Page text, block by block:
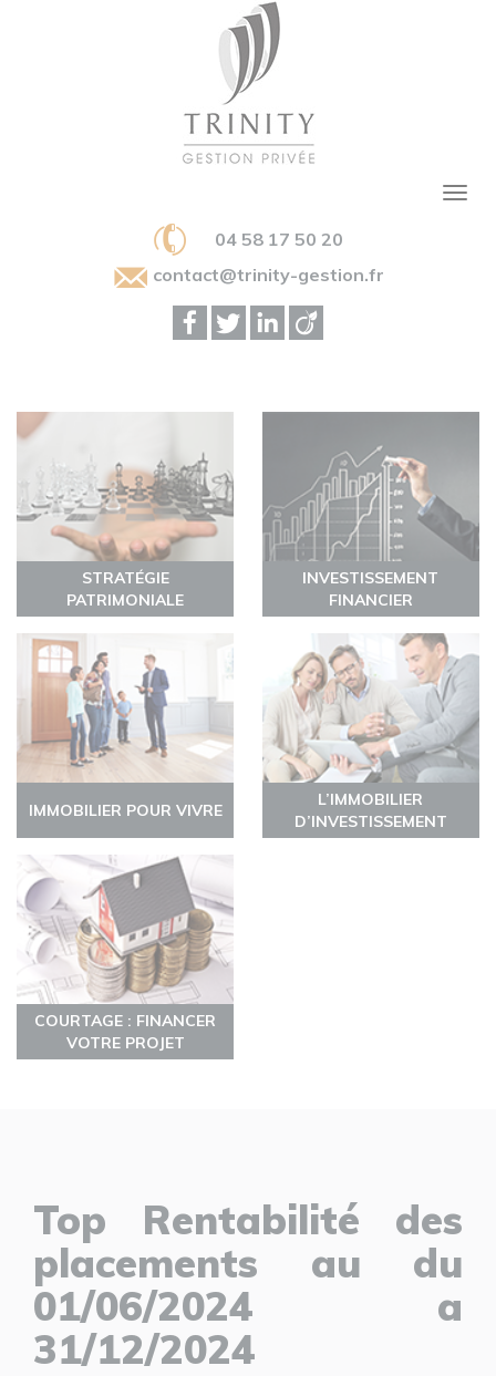
04 58 17 50 20
contact@trinity-gestion.fr
STRATÉGIE
PATRIMONIALE
INVESTISSEMENT
FINANCIER
IMMOBILIER POUR VIVRE
L’IMMOBILIER
D’INVESTISSEMENT
COURTAGE : FINANCER
VOTRE PROJET
Top Rentabilité des
placements au du
01/06/2024 a
31/12/2024